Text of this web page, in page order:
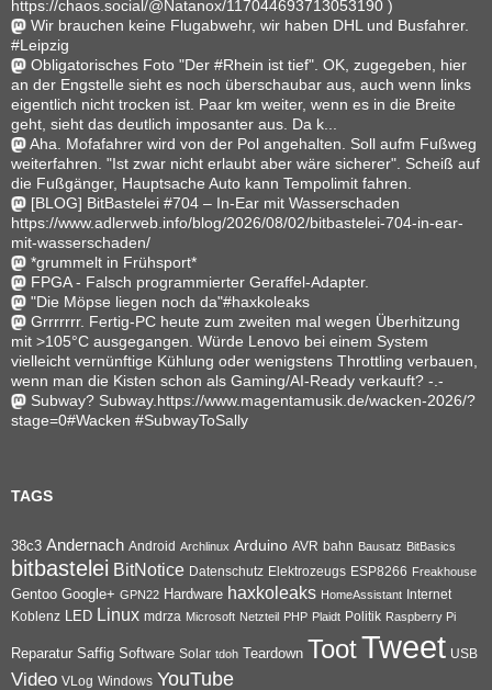
https://chaos.social/@Natanox/117044693713053190 )
Wir brauchen keine Flugabwehr, wir haben DHL und Busfahrer.
#Leipzig
Obligatorisches Foto "Der #Rhein ist tief". OK, zugegeben, hier
an der Engstelle sieht es noch überschaubar aus, auch wenn links
eigentlich nicht trocken ist. Paar km weiter, wenn es in die Breite
geht, sieht das deutlich imposanter aus. Da k...
Aha. Mofafahrer wird von der Pol angehalten. Soll aufm Fußweg
weiterfahren. "Ist zwar nicht erlaubt aber wäre sicherer". Scheiß auf
die Fußgänger, Hauptsache Auto kann Tempolimit fahren.
[BLOG] BitBastelei #704 – In-Ear mit Wasserschaden
https://www.adlerweb.info/blog/2026/08/02/bitbastelei-704-in-ear-
mit-wasserschaden/
*grummelt in Frühsport*
FPGA - Falsch programmierter Geraffel-Adapter.
"Die Möpse liegen noch da"#haxkoleaks
Grrrrrrr. Fertig-PC heute zum zweiten mal wegen Überhitzung
mit >105°C ausgegangen. Würde Lenovo bei einem System
vielleicht vernünftige Kühlung oder wenigstens Throttling verbauen,
wenn man die Kisten schon als Gaming/AI-Ready verkauft? -.-
Subway? Subway.https://www.magentamusik.de/wacken-2026/?
stage=0#Wacken #SubwayToSally
TAGS
38c3 Andernach Android Archlinux Arduino AVR bahn Bausatz BitBasics
bitbastelei BitNotice Datenschutz Elektrozeugs ESP8266 Freakhouse
Gentoo Google+ GPN22 Hardware haxkoleaks HomeAssistant Internet
Koblenz LED Linux mdrza Microsoft Netzteil PHP Plaidt Politik Raspberry Pi
Reparatur Saffig Software Solar tdoh Teardown TootTweet USB
Video VLog Windows YouTube